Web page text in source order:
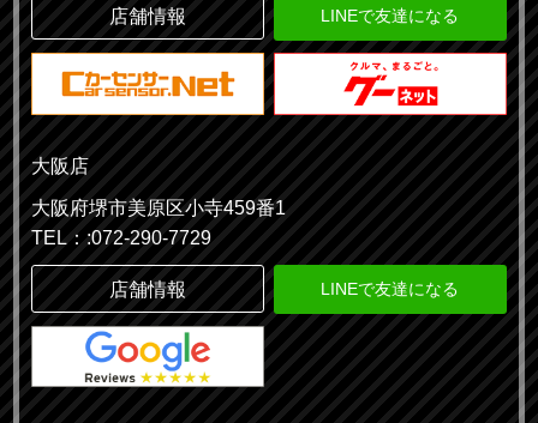
店舗情報 LINEで友達になる
大阪店
大阪府堺市美原区小寺459番1
TEL：:072-290-7729
店舗情報 LINEで友達になる